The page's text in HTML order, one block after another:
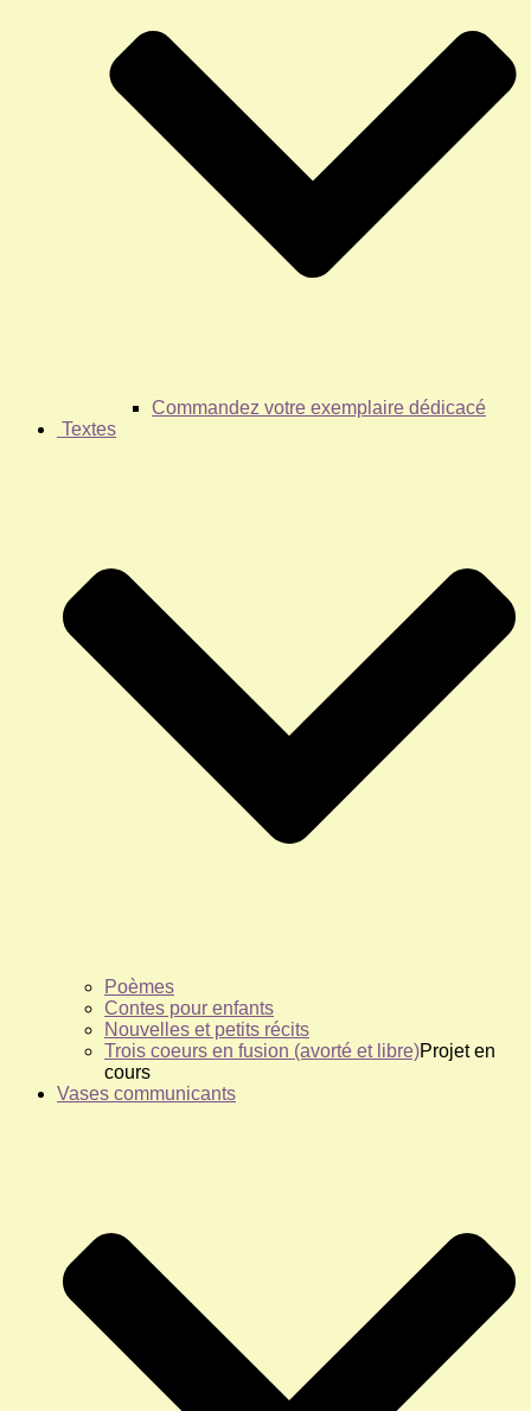
Commandez votre exemplaire dédicacé
Textes
Poèmes
Contes pour enfants
Nouvelles et petits récits
Trois coeurs en fusion (avorté et libre)Projet en
cours
Vases communicants